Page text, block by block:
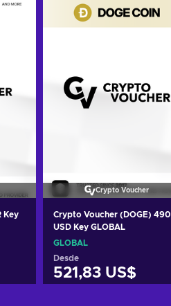
Key
Crypto Voucher
Crypto Voucher (DOGE) 490
USD Key GLOBAL
GLOBAL
Desde
521,83 US$